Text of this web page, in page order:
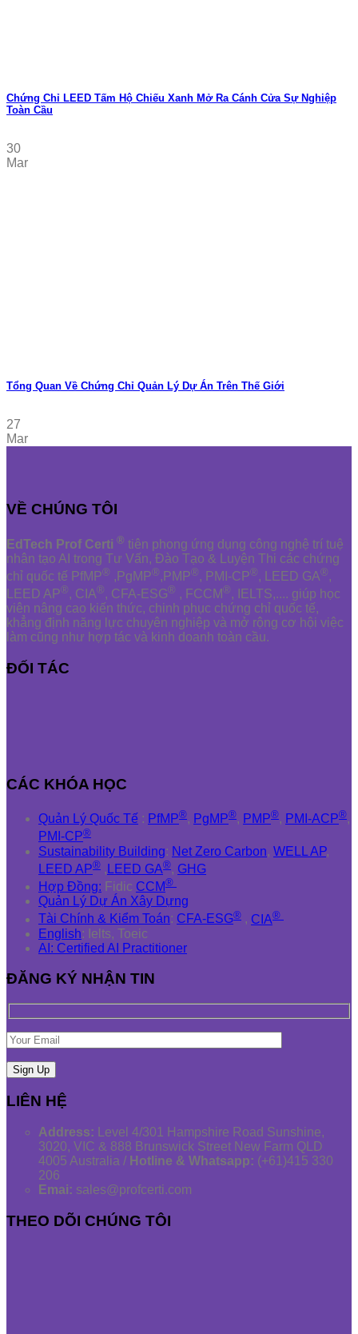
Chứng Chỉ LEED Tấm Hộ Chiếu Xanh Mở Ra Cánh Cửa Sự Nghiệp
Toàn Cầu
30
Mar
Tổng Quan Về Chứng Chỉ Quản Lý Dự Án Trên Thế Giới
27
Mar
VỀ CHÚNG TÔI
EdTech Prof Certi ® tiên phong ứng dụng công nghệ trí tuệ
nhân tạo AI trong Tư Vấn, Đào Tạo & Luyện Thi các chứng
chỉ quốc tế PfMP® ,PgMP®,PMP®, PMI-CP®, LEED GA®,
LEED AP®, CIA®, CFA-ESG® , FCCM®, IELTS,.... giúp học
viên nâng cao kiến thức, chinh phục chứng chỉ quốc tế,
khẳng định năng lực chuyên nghiệp và mở rộng cơ hội việc
làm cũng như hợp tác và kinh doanh toàn cầu.
ĐỐI TÁC
CÁC KHÓA HỌC
Quản Lý Quốc Tế : PfMP®, PgMP®, PMP®, PMI-ACP®,
PMI-CP®
Sustainability Building: Net Zero Carbon, WELL AP,
LEED AP® , LEED GA®, GHG
Hợp Đồng: Fidic CCM®
Quản Lý Dự Án Xây Dựng
Tài Chính & Kiểm Toán: CFA-ESG® , CIA®
English: Ielts, Toeic
AI: Certified AI Practitioner
ĐĂNG KÝ NHẬN TIN
LIÊN HỆ
Address: Level 4/301 Hampshire Road Sunshine,
3020, VIC & 888 Brunswick Street New Farm QLD
4005 Australia / Hotline & Whatsapp: (+61)415 330
206
Emai: sales@profcerti.com
THEO DÕI CHÚNG TÔI